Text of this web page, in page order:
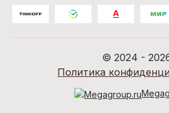
© 2024 -
Политика